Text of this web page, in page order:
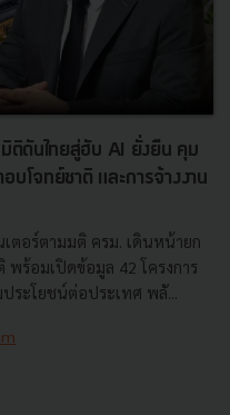
ดันไทยสู่ฮับ AI ยั่งยืน คุม
บโจทย์ชาติ และการจ้างงาน
ตอร์ตามมติ ครม. เดินหน้ายก
พร้อมเปิดข้อมูล 42 โครงการ
ระโยชน์ต่อประเทศ พลั...